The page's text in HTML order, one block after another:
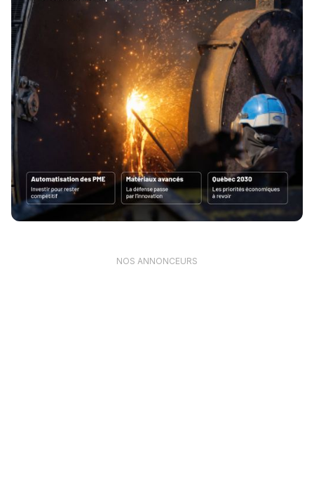
NOS ANNONCEURS